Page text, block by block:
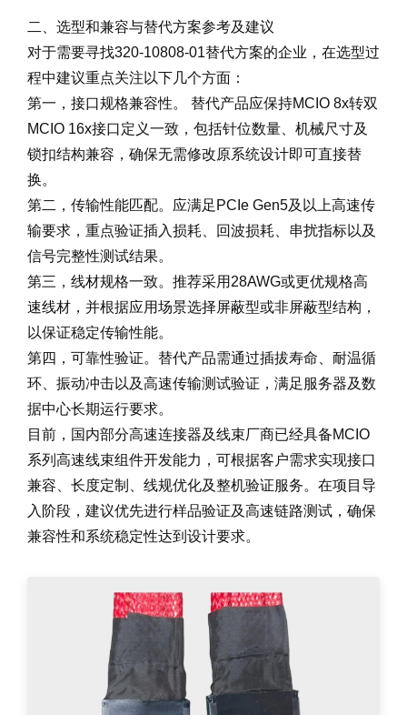
二、选型和兼容与替代方案参考及建议
对于需要寻找320-10808-01替代方案的企业，在选型过
程中建议重点关注以下几个方面：
第一，接口规格兼容性。 替代产品应保持MCIO 8x转双
MCIO 16x接口定义一致，包括针位数量、机械尺寸及
锁扣结构兼容，确保无需修改原系统设计即可直接替
换。
第二，传输性能匹配。应满足PCIe Gen5及以上高速传
输要求，重点验证插入损耗、回波损耗、串扰指标以及
信号完整性测试结果。
第三，线材规格一致。推荐采用28AWG或更优规格高
速线材，并根据应用场景选择屏蔽型或非屏蔽型结构，
以保证稳定传输性能。
第四，可靠性验证。替代产品需通过插拔寿命、耐温循
环、振动冲击以及高速传输测试验证，满足服务器及数
据中心长期运行要求。
目前，国内部分高速连接器及线束厂商已经具备MCIO
系列高速线束组件开发能力，可根据客户需求实现接口
兼容、长度定制、线规优化及整机验证服务。在项目导
入阶段，建议优先进行样品验证及高速链路测试，确保
兼容性和系统稳定性达到设计要求。